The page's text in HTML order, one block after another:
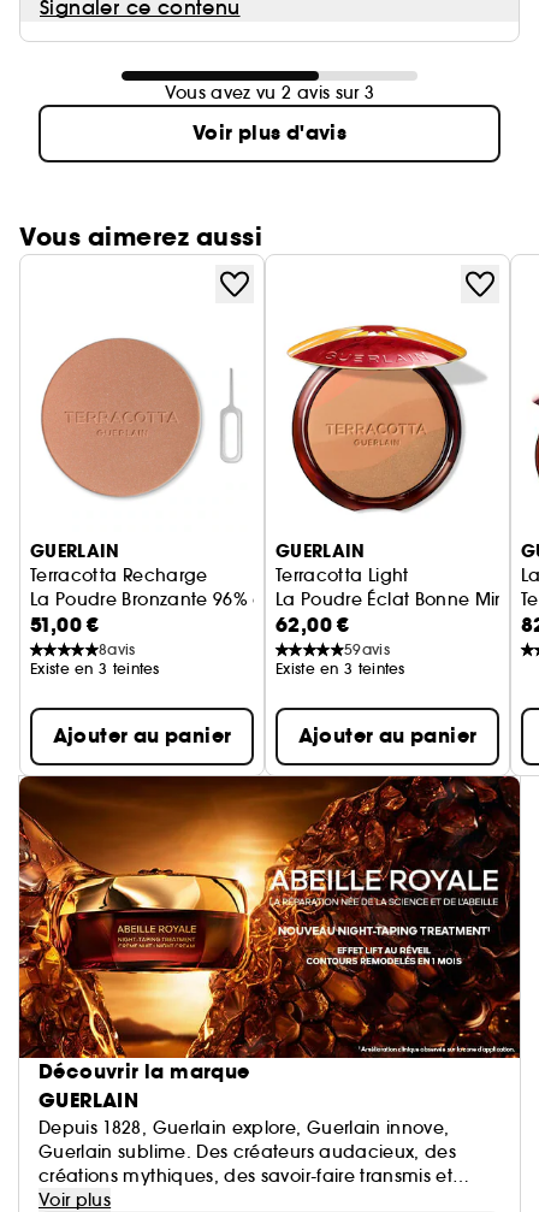
Signaler ce contenu
Vous avez vu 2 avis sur 3
Voir plus d'avis
Vous aimerez aussi
GUERLAIN
Terracotta Recharge
La Poudre Bronzante 96% d'ingrédients d'origine naturelle
51,00 €
8avis
Existe en 3 teintes
Ajouter au panier
GUERLAIN
Terracotta Light
La Poudre Éclat Bonne Mine
62,00 €
59avis
Existe en 3 teintes
Ajouter au panier
Découvrir la marque
GUERLAIN
Depuis 1828, Guerlain explore, Guerlain innove,
Guerlain sublime. Des créateurs audacieux, des
créations mythiques, des savoir-faire transmis et
perpétués. La Culture du Beau en signature.
Voir plus